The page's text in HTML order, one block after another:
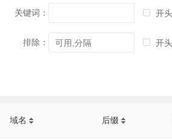
关键词： 开头
排除： 开头
域名 后缀